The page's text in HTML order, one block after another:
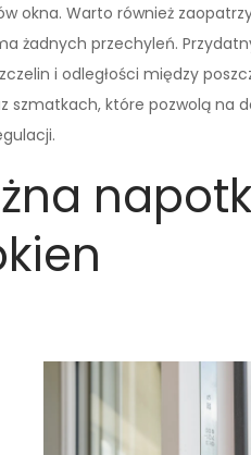
okna. Warto również
żadnych przechyleń.
i odległości między
które pozwolą na